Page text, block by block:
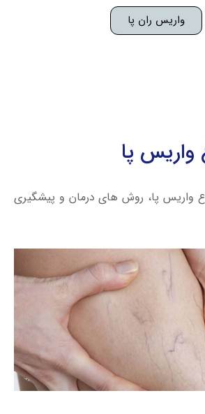
واریس ران پا
واریس پا
واریس پا، روش های درمان و پیشگیری